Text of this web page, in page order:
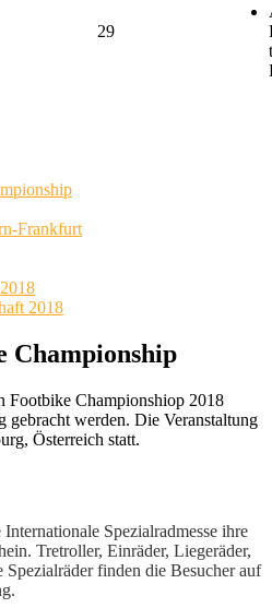
29
Frankfurt
2018
Championship
Footbike Championshiop 2018
gebracht werden. Die Veranstaltung
Österreich statt.
Spezialradmesse ihre
Tretroller, Einräder, Liegeräder,
Spezialräder finden die Besucher auf